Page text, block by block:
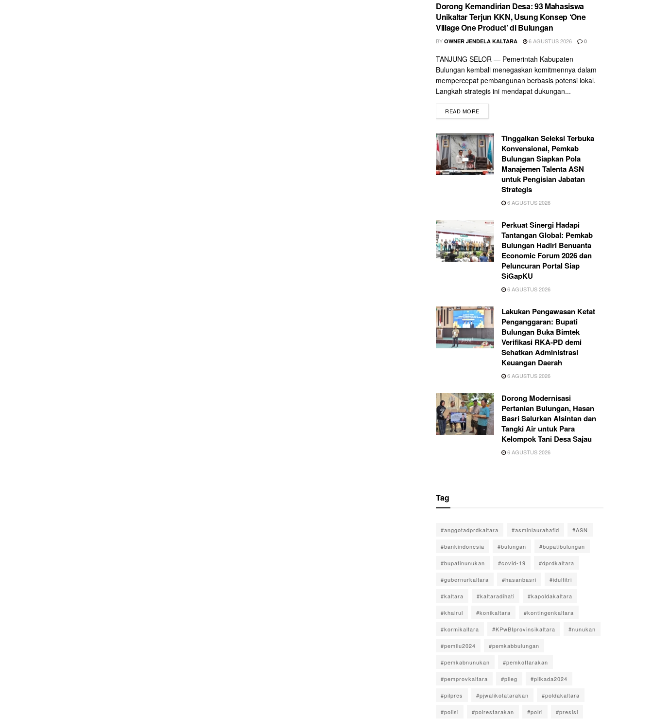
Dorong Kemandirian Desa: 93 Mahasiswa
Unikaltar Terjun KKN, Usung Konsep ‘One
Village One Product’ di Bulungan
BY OWNER JENDELA KALTARA 6 AGUSTUS 2026 0
TANJUNG SELOR — Pemerintah Kabupaten
Bulungan kembali menegaskan komitmennya dalam
mempercepat pembangunan berbasis potensi lokal.
Langkah strategis ini mendapat dukungan...
READ MORE
Tinggalkan Seleksi Terbuka
Konvensional, Pemkab
Bulungan Siapkan Pola
Manajemen Talenta ASN
untuk Pengisian Jabatan
Strategis
6 AGUSTUS 2026
Perkuat Sinergi Hadapi
Tantangan Global: Pemkab
Bulungan Hadiri Benuanta
Economic Forum 2026 dan
Peluncuran Portal Siap
SiGapKU
6 AGUSTUS 2026
Lakukan Pengawasan Ketat
Penganggaran: Bupati
Bulungan Buka Bimtek
Verifikasi RKA-PD demi
Sehatkan Administrasi
Keuangan Daerah
6 AGUSTUS 2026
Dorong Modernisasi
Pertanian Bulungan, Hasan
Basri Salurkan Alsintan dan
Tangki Air untuk Para
Kelompok Tani Desa Sajau
6 AGUSTUS 2026
Tag
#anggotadprdkaltara #asminlaurahafid #ASN
#bankindonesia #bulungan #bupatibulungan
#bupatinunukan #covid-19 #dprdkaltara
#gubernurkaltara #hasanbasri #idulfitri
#kaltara #kaltaradihati #kapoldakaltara
#khairul #konikaltara #kontingenkaltara
#kormikaltara #KPwBIprovinsikaltara #nunukan
#pemilu2024 #pemkabbulungan
#pemkabnunukan #pemkottarakan
#pemprovkaltara #pileg #pilkada2024
#pilpres #pjwalikotatarakan #poldakaltara
#polisi #polrestarakan #polri #presisi